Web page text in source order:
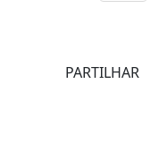
PARTILHAR